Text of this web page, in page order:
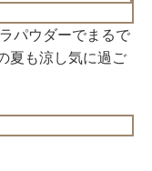
パウダーでまるで
夏も涼し気に過ご